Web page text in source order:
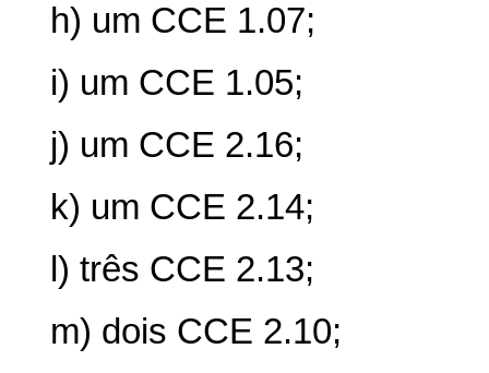
h) um CCE 1.07;
i) um CCE 1.05;
j) um CCE 2.16;
k) um CCE 2.14;
l) três CCE 2.13;
m) dois CCE 2.10;